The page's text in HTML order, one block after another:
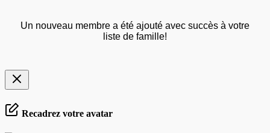
Un nouveau membre a été ajouté avec succès à votre
liste de famille!
Recadrez votre avatar